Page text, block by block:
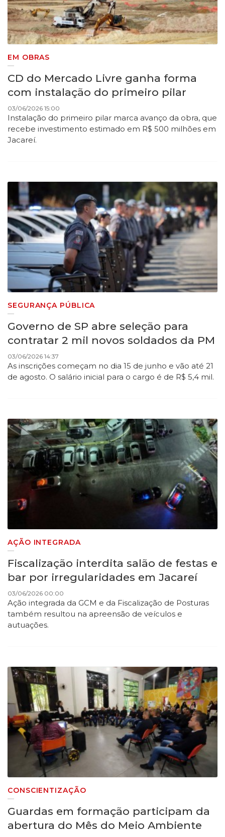
EM OBRAS
CD do Mercado Livre ganha forma
com instalação do primeiro pilar
03/06/2026 15:00
Instalação do primeiro pilar marca avanço da obra, que
recebe investimento estimado em R$ 500 milhões em
Jacareí.
SEGURANÇA PÚBLICA
Governo de SP abre seleção para
contratar 2 mil novos soldados da PM
03/06/2026 14:37
As inscrições começam no dia 15 de junho e vão até 21
de agosto. O salário inicial para o cargo é de R$ 5,4 mil.
AÇÃO INTEGRADA
Fiscalização interdita salão de festas e
bar por irregularidades em Jacareí
03/06/2026 00:00
Ação integrada da GCM e da Fiscalização de Posturas
também resultou na apreensão de veículos e
autuações.
CONSCIENTIZAÇÃO
Guardas em formação participam da
abertura do Mês do Meio Ambiente